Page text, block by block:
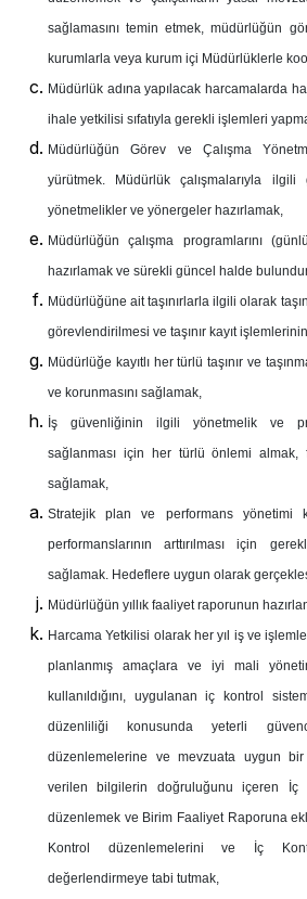
sağlamasını temin etmek, müdürlüğün
kurumlarla veya kurum içi Müdürlüklerle
Müdürlük adına yapılacak harcamalarda
ihale yetkilisi sıfatıyla gerekli işlemleri
Müdürlüğün Görev ve Çalışma
yürütmek. Müdürlük çalışmalarıyla
yönetmelikler ve yönergeler hazırlamak,
Müdürlüğün çalışma programlarını
hazırlamak ve sürekli güncel halde
Müdürlüğüne ait taşınırlarla ilgili olarak
görevlendirilmesi ve taşınır kayıt
Müdürlüğe kayıtlı her türlü taşınır ve
ve korunmasını sağlamak,
İş güvenliğinin ilgili yönetmelik ve
sağlanması için her türlü önlemi almak,
sağlamak,
Stratejik plan ve performans yönetimi
performanslarının arttırılması için
sağlamak. Hedeflere uygun olarak
Müdürlüğün yıllık faaliyet raporunun
Harcama Yetkilisi olarak her yıl iş ve
planlanmış amaçlara ve iyi mali
kullanıldığını, uygulanan iç kontrol
düzenliliği konusunda yeterli
düzenlemelerine ve mevzuata uygun bir
verilen bilgilerin doğruluğunu içeren İç
düzenlemek ve Birim Faaliyet Raporuna
Kontrol düzenlemelerini ve İç
değerlendirmeye tabi tutmak,